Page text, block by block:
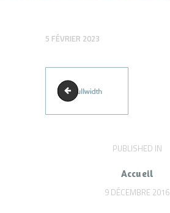
5 FÉVRIER 2023
main-banner3
NavigationPUBLISHED IN
Accueil
9 DÉCEMBRE 2016